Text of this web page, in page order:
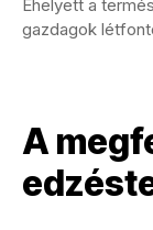
Ehelyett a
gazdagok
A